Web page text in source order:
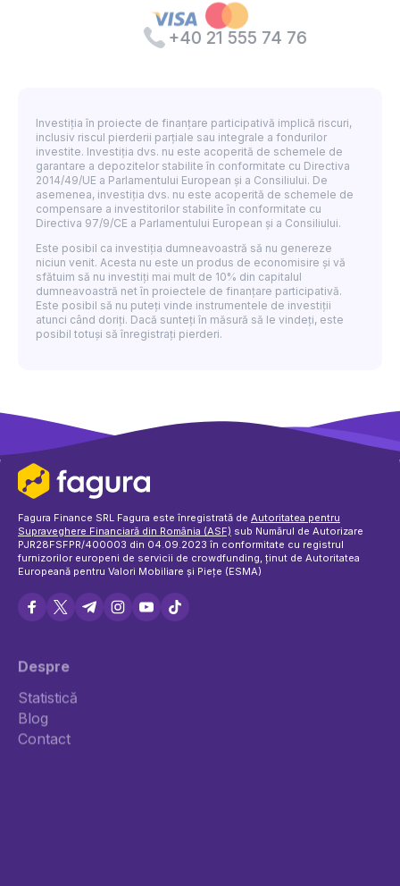
+40 21 555 74 76
Investiția în proiecte de finanțare participativă implică riscuri,
inclusiv riscul pierderii parțiale sau integrale a fondurilor
investite. Investiția dvs. nu este acoperită de schemele de
garantare a depozitelor stabilite în conformitate cu Directiva
2014/49/UE a Parlamentului European și a Consiliului. De
asemenea, investiția dvs. nu este acoperită de schemele de
compensare a investitorilor stabilite în conformitate cu
Directiva 97/9/CE a Parlamentului European și a Consiliului.
Este posibil ca investiția dumneavoastră să nu genereze
niciun venit. Acesta nu este un produs de economisire și vă
sfătuim să nu investiți mai mult de 10% din capitalul
dumneavoastră net în proiectele de finanțare participativă.
Este posibil să nu puteți vinde instrumentele de investiții
atunci când doriți. Dacă sunteți în măsură să le vindeți, este
posibil totuși să înregistrați pierderi.
Fagura Finance SRL Fagura este înregistrată de Autoritatea pentru
Supraveghere Financiară din România (ASF) sub Numărul de Autorizare
PJR28FSFPR/400003 din 04.09.2023 în conformitate cu registrul
furnizorilor europeni de servicii de crowdfunding, ținut de Autoritatea
Europeană pentru Valori Mobiliare și Piețe (ESMA)
Despre
Statistică
Blog
Contact